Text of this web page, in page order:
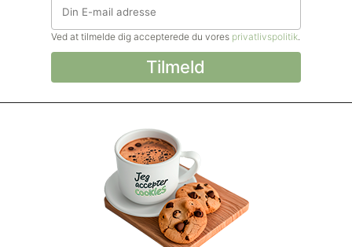
Ved at tilmelde dig accepterede du vores privatlivspolitik.
© Madforlivet.com, 2000–2025. Alle
rettigheder forbeholdt.
øvrigt materiale må kun gengives med
tilladelse fra Sophia Helse ApS.
Spørgsmål eller kommentarer?